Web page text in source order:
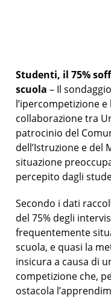
Studenti, il 75%
scuola – Il
l’ipercompetizione e
collaborazione tra
patrocinio del
dell’Istruzione e del
situazione
percepito dagli
Secondo i dati
del 75% degli
frequentemente
scuola, e quasi la
insicura a causa di
competizione che,
ostacola